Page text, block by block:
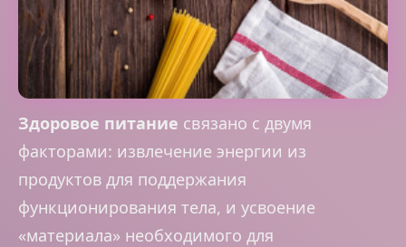
Здоровое питание связано с двумя
факторами: извлечение энергии из
продуктов для поддержания
функционирования тела, и усвоение
«материала» необходимого для